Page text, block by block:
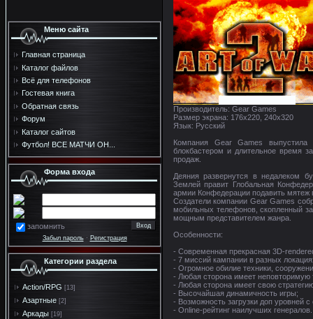
Меню сайта
Главная страница
Каталог файлов
Всё для телефонов
Гостевая книга
Обратная связь
Форум
Каталог сайтов
Футбол! ВСЕ МАТЧИ ОН...
Форма входа
запомнить
Забыл пароль· Регистрация
Категории раздела
Action/RPG [13]
Азартные [2]
Аркады [19]
Производитель: Gear Games
Размер экрана: 176x220, 240x320
Язык: Русский
Компания Gear Games
блокбастером и длительное время
продаж.
Деяния развернутся в недалеком
Землей правит Глобальная
армии Конфедерации подавить
Создатели компании Gear Games
мобильных телефонов, скопленный
мощным представителем жанра.
Особенности:
- Современная прекрасная 3D-
- 7 миссий кампании в разных
- Огромное обилие техники,
- Любая сторона имеет
- Любая сторона имеет свою
- Высочайшая динамичность игры;
- Возможность загрузки доп уровней с
- Online-рейтинг наилучших генералов.